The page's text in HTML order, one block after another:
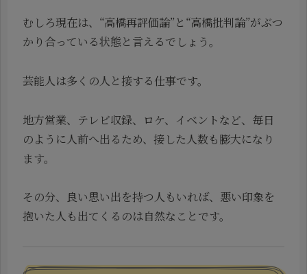
むしろ現在は、“高橋再評価論”と“高橋批判論”がぶつ
かり合っている状態と言えるでしょう。
芸能人は多くの人と接する仕事です。
地方営業、テレビ収録、ロケ、イベントなど、毎日
のように人前へ出るため、接した人数も膨大になり
ます。
その分、良い思い出を持つ人もいれば、悪い印象を
抱いた人も出てくるのは自然なことです。